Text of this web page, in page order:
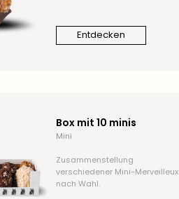
Entdecken
Box mit 10 minis
Mini
Zusammenstellung
verschiedener Mini-Merveilleux
nach Wahl.